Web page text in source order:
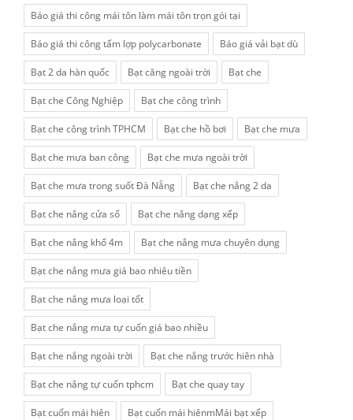
Báo giá thi công mái tôn làm mái tôn trọn gói tại
Báo giá thi công tấm lợp polycarbonate Báo giá vải bạt dù
Bạt 2 da hàn quốc Bạt căng ngoài trời Bạt che
Bạt che Công Nghiệp Bạt che công trình
Bạt che công trình TPHCM Bạt che hồ bơi Bạt che mưa
Bạt che mưa ban công Bạt che mưa ngoài trời
Bạt che mưa trong suốt Đà Nẵng Bạt che nắng 2 da
Bạt che nắng cửa sổ Bạt che nắng dạng xếp
Bạt che nắng khổ 4m Bạt che nắng mưa chuyên dụng
Bạt che nắng mưa giá bao nhiêu tiền
Bạt che nắng mưa loại tốt
Bạt che nắng mưa tự cuốn giá bao nhiều
Bạt che nắng ngoài trời Bạt che nắng trước hiên nhà
Bạt che nắng tự cuốn tphcm Bạt che quay tay
Bạt cuốn mái hiên Bạt cuốn mái hiênmMái bạt xếp